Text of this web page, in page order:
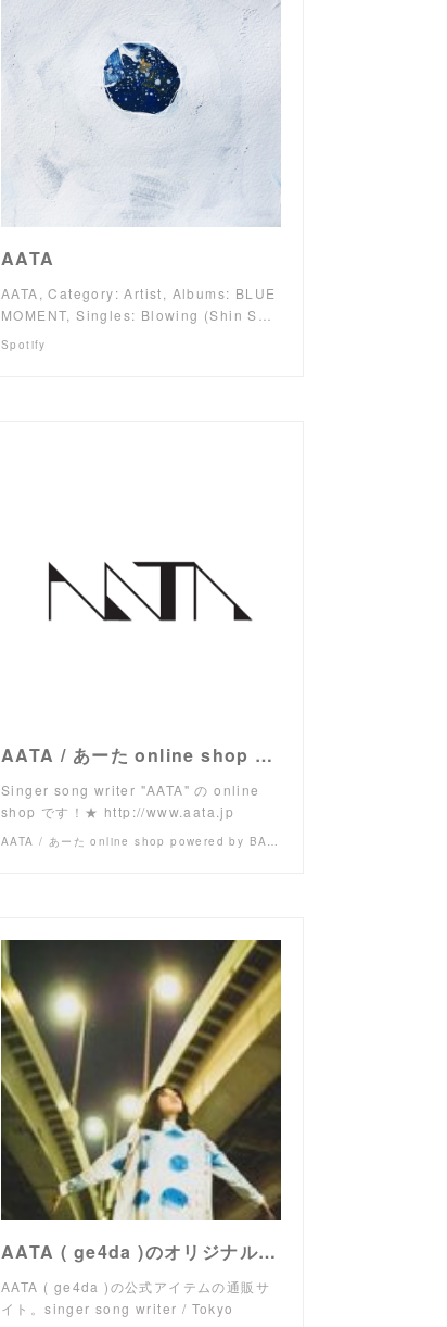
AATA
AATA, Category: Artist, Albums: BLUE
MOMENT, Singles: Blowing (Shin S…
Spotify
AATA / あーた online shop powered by BASE
Singer song writer "AATA" の online
shop です！★ http://www.aata.jp
AATA / あーた online shop powered by BASE
AATA ( ge4da )のオリジナルアイテム通販 ∞ SUZURI（スズリ）
AATA ( ge4da )の公式アイテムの通販サ
イト。singer song writer / Tokyo